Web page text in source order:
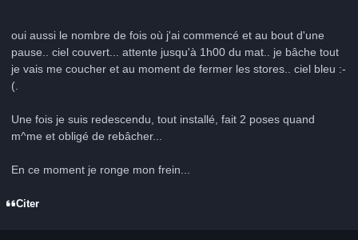
oui aussi le nombre de fois où j'ai commencé et au bout d'une
pause.. ciel couvert... attente jusqu'à 1h00 du mat.. je bâche tout
je vais me coucher et au moment de fermer les stores.. ciel bleu :-
(.
Une fois je suis redescendu, tout installé, fait 2 poses quand
m^me et obligé de rebâcher...
En ce moment je ronge mon frein...
Citer